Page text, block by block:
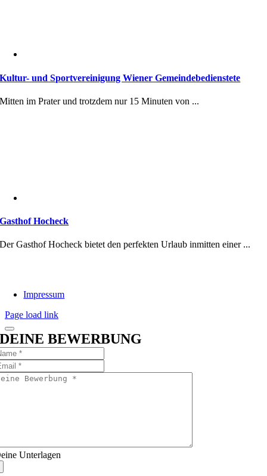
Kultur- und Sportvereinigung Wiener Gemeindebedienstete
Mitten im Prater und trotzdem nur 15 Minuten von ...
Gasthof Hocheck
Der Gasthof Hocheck bietet den perfekten Urlaub inmitten einer ...
Impressum
Page load link
DEINE BEWERBUNG
Unterlagen